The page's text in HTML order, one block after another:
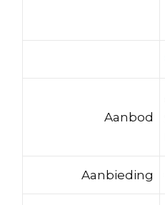
Aanbod
Aanbieding